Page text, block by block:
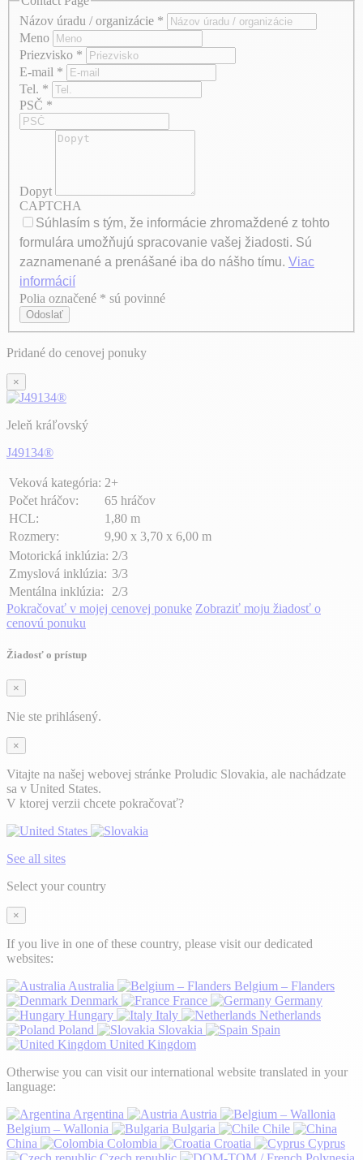
Názov úradu / organizácie *
Meno
Priezvisko *
E-mail *
Tel. *
PSČ *
Dopyt
CAPTCHA
Súhlasím s tým, že informácie zhromaždené z tohto
formulára umožňujú spracovanie vašej žiadosti. Sú
zaznamenané a prenášané iba do nášho tímu. Viac
informácií
Axeptio consent
Polia označené * sú povinné
Odoslať
Pridané do cenovej ponuky
×
Jeleň kráľovský
J49134®
Veková kategória: 2+
Počet hráčov:
65 hráčov
HCL:
1,80 m
Rozmery:
9,90 x 3,70 x 6,00 m
Motorická inklúzia: 2/3
Zmyslová inklúzia: 3/3
Mentálna inklúzia:
2/3
Pokračovať v mojej cenovej ponuke Zobraziť moju žiadosť o
cenovú ponuku
Žiadosť o prístup
×
Nie ste prihlásený.
×
Vitajte na našej webovej stránke Proludic Slovakia, ale nachádzate
sa v United States.
V ktorej verzii chcete pokračovať?
See all sites
Select your country
×
If you live in one of these country, please visit our dedicated
websites:
Australia
Belgium – Flanders
Denmark
France
Germany
Hungary
Italy
Netherlands
Poland
Slovakia
Spain
United Kingdom
Otherwise you can visit our international website translated in your
language:
Argentina
Austria
Belgium – Wallonia
Bulgaria
Chile
China
Colombia Croatia
Cyprus